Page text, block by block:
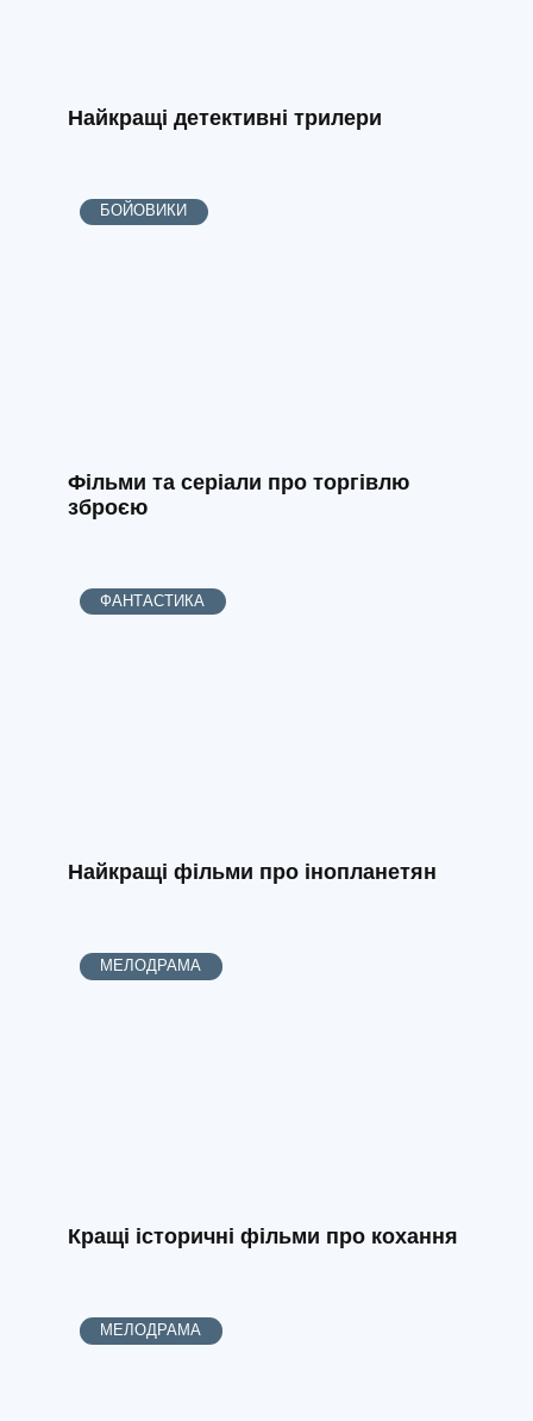
Найкращі детективні трилери
БОЙОВИКИ
Фільми та серіали про торгівлю
зброєю
ФАНТАСТИКА
Найкращі фільми про інопланетян
МЕЛОДРАМА
Кращі історичні фільми про кохання
МЕЛОДРАМА